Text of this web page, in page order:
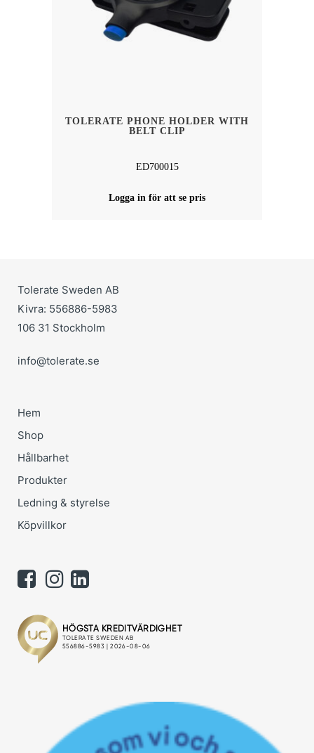
TOLERATE PHONE HOLDER WITH
BELT CLIP
ED700015
Logga in för att se pris
Tolerate Sweden AB
Kivra: 556886-5983
106 31 Stockholm
info@tolerate.se
Hem
Shop
Hållbarhet
Produkter
Ledning & styrelse
Köpvillkor